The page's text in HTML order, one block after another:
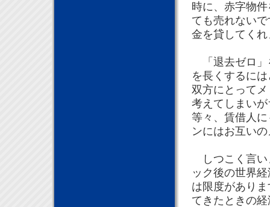
時に、赤字物
ても売れない
金を貸してく
「退去ゼロ」
を長くするに
双方にとって
考えてしまい
等々、賃借人
ンにはお互い
しつこく言い
ック後の世界
は限度があり
てきたときの